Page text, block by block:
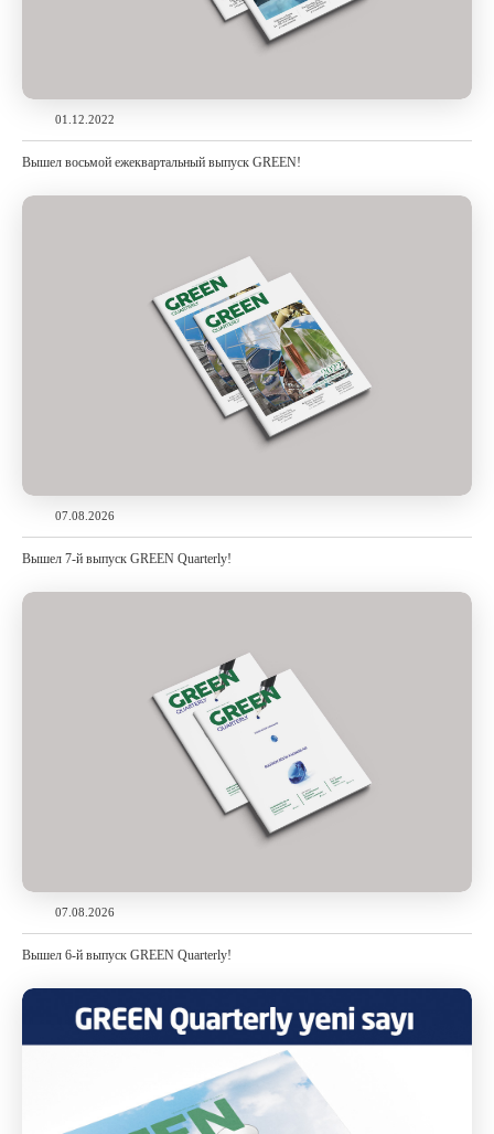
01.12.2022
Вышел восьмой ежеквартальный выпуск GREEN!
07.08.2026
Вышел 7-й выпуск GREEN Quarterly!
07.08.2026
Вышел 6-й выпуск GREEN Quarterly!